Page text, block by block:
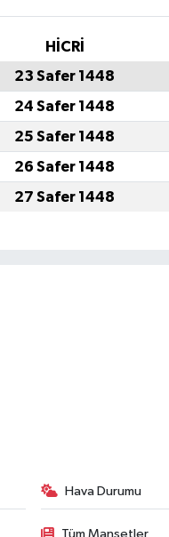
HİCRİ
23 Safer 1448
24 Safer 1448
25 Safer 1448
26 Safer 1448
27 Safer 1448
Hava Durumu
Tüm Manşetler